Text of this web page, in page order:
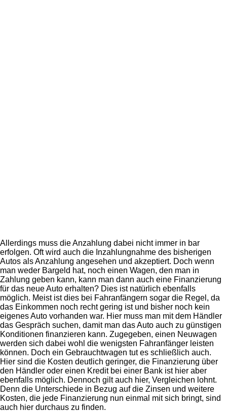
Allerdings muss die Anzahlung dabei nicht immer in bar
erfolgen. Oft wird auch die Inzahlungnahme des bisherigen
Autos als Anzahlung angesehen und akzeptiert. Doch wenn
man weder Bargeld hat, noch einen Wagen, den man in
Zahlung geben kann, kann man dann auch eine Finanzierung
für das neue Auto erhalten? Dies ist natürlich ebenfalls
möglich. Meist ist dies bei Fahranfängern sogar die Regel, da
das Einkommen noch recht gering ist und bisher noch kein
eigenes Auto vorhanden war. Hier muss man mit dem Händler
das Gespräch suchen, damit man das Auto auch zu günstigen
Konditionen finanzieren kann. Zugegeben, einen Neuwagen
werden sich dabei wohl die wenigsten Fahranfänger leisten
können. Doch ein Gebrauchtwagen tut es schließlich auch.
Hier sind die Kosten deutlich geringer, die Finanzierung über
den Händler oder einen Kredit bei einer Bank ist hier aber
ebenfalls möglich. Dennoch gilt auch hier, Vergleichen lohnt.
Denn die Unterschiede in Bezug auf die Zinsen und weitere
Kosten, die jede Finanzierung nun einmal mit sich bringt, sind
auch hier durchaus zu finden.